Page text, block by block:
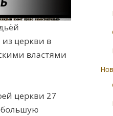
церкви в
властями
церкви 27